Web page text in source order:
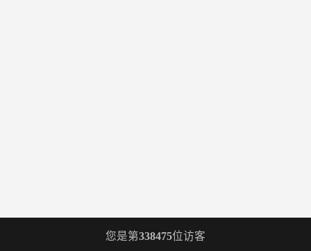
您是第338475位访客